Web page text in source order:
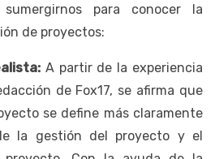
para conocer la
de proyectos:
A partir de la experiencia
de Fox17, se afirma que
se define más claramente
la gestión del proyecto y el